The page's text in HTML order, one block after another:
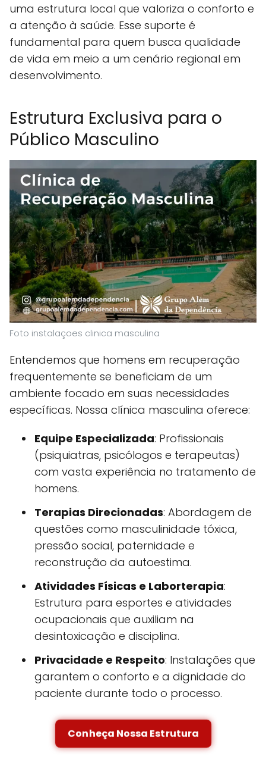
uma estrutura local que valoriza o conforto e
a atenção à saúde. Esse suporte é
fundamental para quem busca qualidade
de vida em meio a um cenário regional em
desenvolvimento.
Estrutura Exclusiva para o
Público Masculino
Foto instalaçoes clinica masculina
Entendemos que homens em recuperação
frequentemente se beneficiam de um
ambiente focado em suas necessidades
específicas. Nossa clínica masculina oferece:
Equipe Especializada: Profissionais
(psiquiatras, psicólogos e terapeutas)
com vasta experiência no tratamento de
homens.
Terapias Direcionadas: Abordagem de
questões como masculinidade tóxica,
pressão social, paternidade e
reconstrução da autoestima.
Atividades Físicas e Laborterapia:
Estrutura para esportes e atividades
ocupacionais que auxiliam na
desintoxicação e disciplina.
Privacidade e Respeito: Instalações que
garantem o conforto e a dignidade do
paciente durante todo o processo.
Conheça Nossa Estrutura